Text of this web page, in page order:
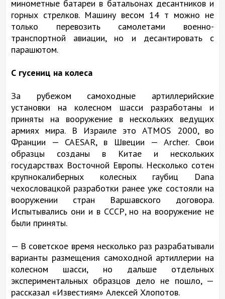
минометные батареи в батальонах десантников и
горных стрелков. Машину весом 14 т можно не
только перевозить самолетами военно-
транспортной авиации, но и десантировать с
парашютом.
С гусениц на колеса
За рубежом самоходные артиллерийские
установки на колесном шасси разработаны и
приняты на вооружение в нескольких ведущих
армиях мира. В Израиле это ATMOS 2000, во
Франции — CAESAR, в Швеции — Archer. Свои
образцы созданы в Китае и нескольких
государствах Восточной Европы. Несколько сотен
крупнокалиберных колесных гаубиц Dana
чехословацкой разработки ранее уже состояли на
вооружении стран Варшавского договора.
Испытывались они и в СССР, но на вооружение не
были приняты.
— В советское время несколько раз разрабатывали
варианты размещения самоходной артиллерии на
колесном шасси, но дальше отдельных
экспериментальных образцов дело не пошло, —
рассказал «Известиям» Алексей Хлопотов.